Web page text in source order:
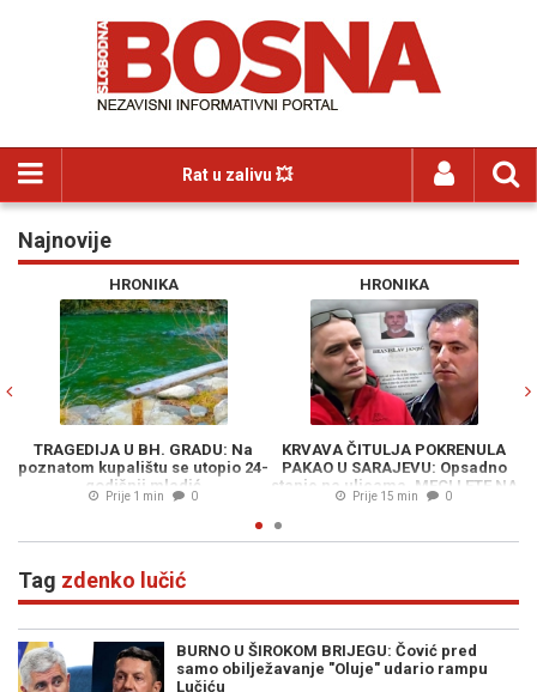
Rat u zalivu 💥
Najnovije
U BH. GRADU: Na
kupalištu se utopio 24-
godišnji mladić
0
KRVAVA ČITULJA POKRENULA
PAKAO U SARAJEVU: Opsadno
stanje na ulicama, MECI LETE NA
SVE STRANE - Drama počela
ubistvom na sastanku zbog duga
Zviceru, onda je uslijedio HAOS
Prije 15 min 0
imenovala
i Dino“, u
Tag zdenko lučić
BURNO U ŠIROKOM BRIJEGU: Čović pred
samo obilježavanje "Oluje" udario rampu
Lučiću